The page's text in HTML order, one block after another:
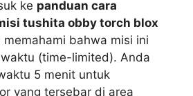
ke panduan cara
tushita obby torch blox
memahami bahwa misi ini
(time-limited). Anda
5 menit untuk
yang tersebar di area